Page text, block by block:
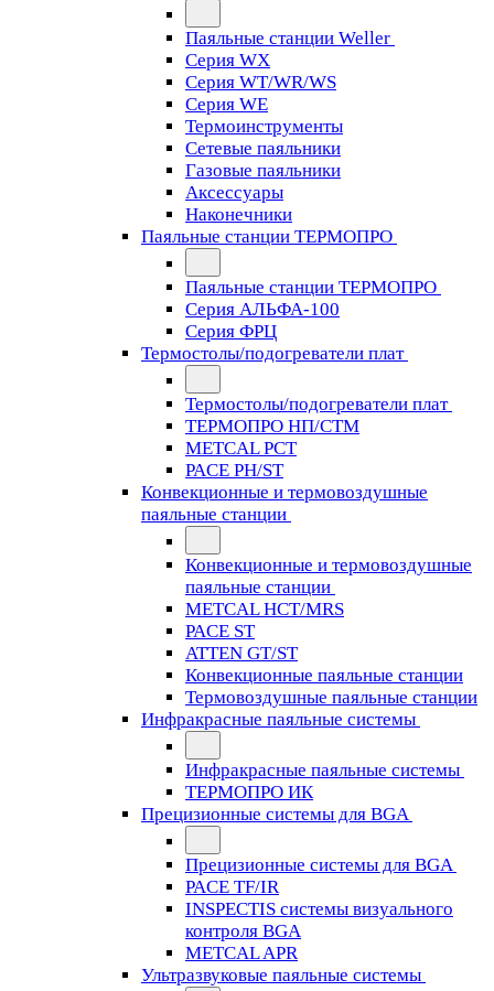
Паяльные станции Weller
Серия WX
Серия WT/WR/WS
Серия WE
Термоинструменты
Сетевые паяльники
Газовые паяльники
Аксессуары
Наконечники
Паяльные станции ТЕРМОПРО
Паяльные станции ТЕРМОПРО
Серия АЛЬФА-100
Серия ФРЦ
Термостолы/подогреватели плат
Термостолы/подогреватели плат
ТЕРМОПРО НП/СТМ
METCAL PCT
PACE PH/ST
Конвекционные и термовоздушные
паяльные станции
Конвекционные и термовоздушные
паяльные станции
METCAL HCT/MRS
PACE ST
ATTEN GT/ST
Конвекционные паяльные станции
Термовоздушные паяльные станции
Инфракрасные паяльные системы
Инфракрасные паяльные системы
ТЕРМОПРО ИК
Прецизионные системы для BGA
Прецизионные системы для BGA
PACE TF/IR
INSPECTIS системы визуального
контроля BGA
METCAL APR
Ультразвуковые паяльные системы